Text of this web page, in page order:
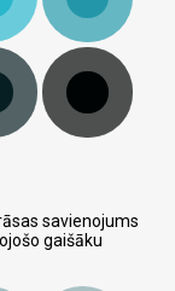
savienojums
gaišāku